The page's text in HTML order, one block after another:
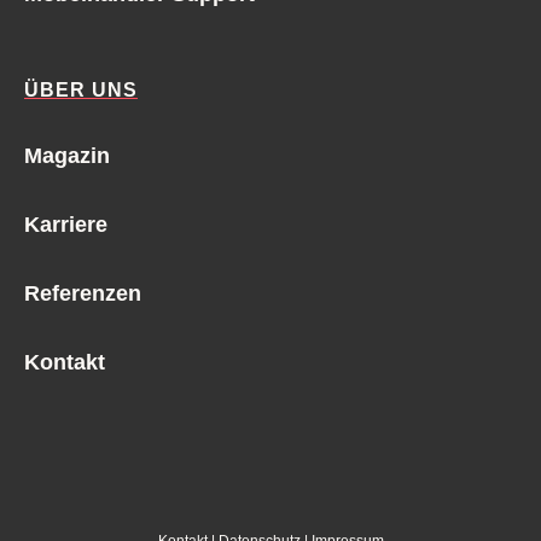
ÜBER UNS
Magazin
Karriere
Referenzen
Kontakt